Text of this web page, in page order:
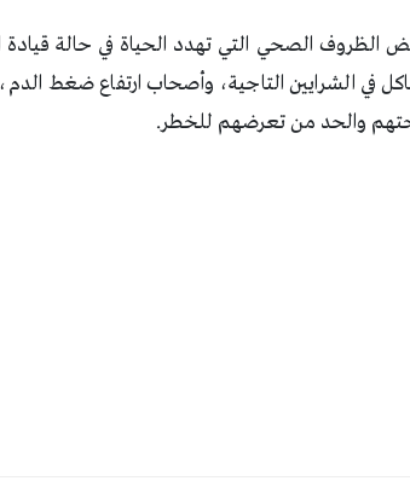
الظروف الصحي التي تهدد الحياة في حالة
في الشرايين التاجية، وأصحاب ارتفاع ضغط
والحد من تعرضهم للخطر.